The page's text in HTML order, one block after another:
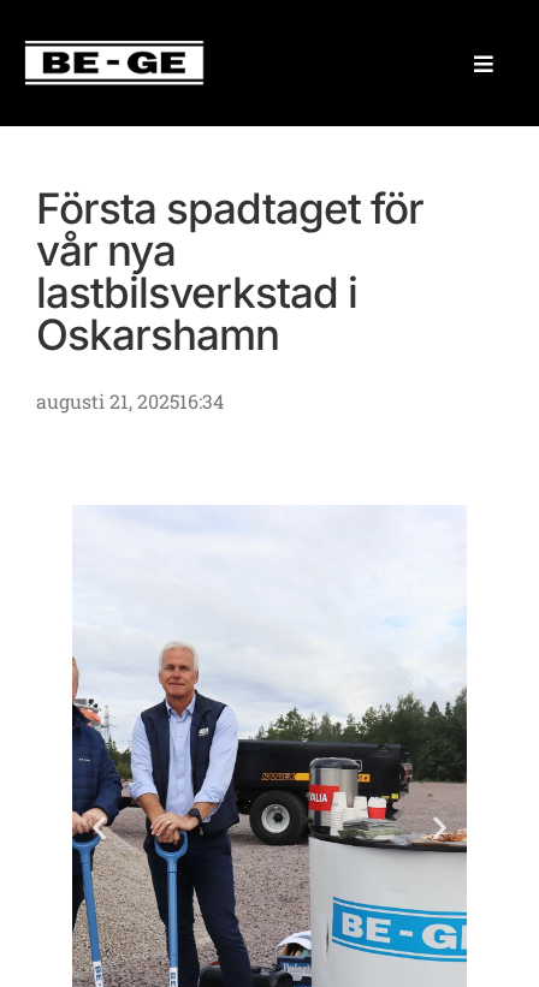
Första spadtaget för
vår nya
lastbilsverkstad i
Oskarshamn
augusti 21, 202516:34